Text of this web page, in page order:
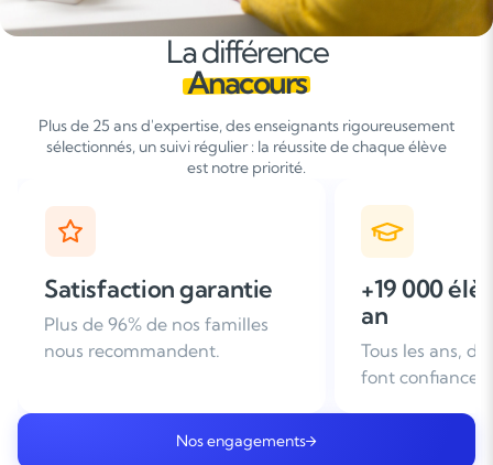
La différence
Anacours
Plus de 25 ans d'expertise, des enseignants rigoureusement
sélectionnés, un suivi régulier : la réussite de chaque élève
est notre priorité.
+19 000 élèves suivis /
an
Tous les ans, des familles nous
+ de 25 ans
Leader du
domicile en
Nos engagements